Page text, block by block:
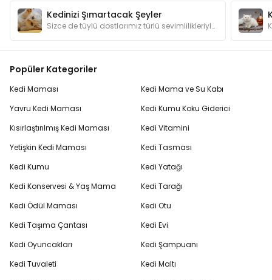
Kedinizi Şımartacak Şeyler
Sizce de tüylü dostlarımız türlü sevimlilikleriyle şımartılmayı hak etmiyorlar mı? Kedilerimizin canının sıkılmaması için hangi hediyelerden alalım?
Popüler Kategoriler
Kedi Maması
Yavru Kedi Maması
Kısırlaştırılmış Kedi Maması
Yetişkin Kedi Maması
Kedi Kumu
Kedi Konservesi & Yaş Mama
Kedi Ödül Maması
Kedi Taşıma Çantası
Kedi Oyuncakları
Kedi Tuvaleti
Kedi Mama ve Su Kabı
Kedi Kumu Koku Giderici
Kedi Vitamini
Kedi Tasması
Kedi Yatağı
Kedi Tarağı
Kedi Otu
Kedi Evi
Kedi Şampuanı
Kedi Maltı